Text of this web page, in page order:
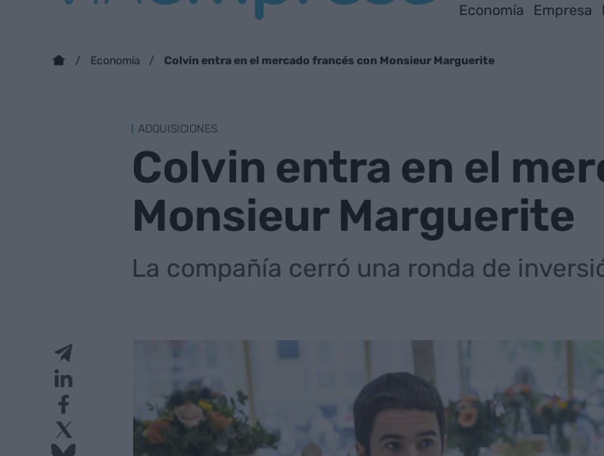
Economía Empresa
Economía Colvin entra en el mercado francés con Monsieur Marguerite
ADQUISICIONES
Colvin entra en el
Monsieur Marguerite
La compañía cerró una ronda de